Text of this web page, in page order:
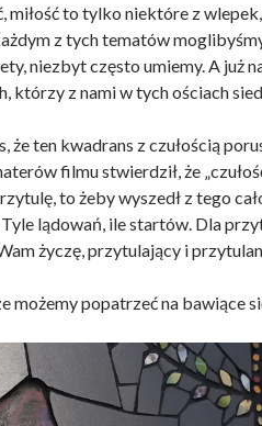
miłość to tylko niektóre z
z tych tematów
niezbyt często umiemy. A już
którzy z nami w tych ościach
że ten kwadrans z czułością
filmu stwierdził, że
to żeby wyszedł z tego
Tyle lądowań, ile startów. Dla
życzę, przytulający i
możemy popatrzeć na bawiące